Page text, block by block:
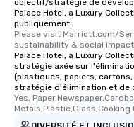
objectif/stratégie de
Palace Hotel, a Luxury
publiquement.
Please visit Marriott.com/
sustainability & social
Palace Hotel, a Luxury
stratégie axée sur
(plastiques, papiers,
stratégie d'élimination et de
Yes,
Metals,Plastic,Glass,Cooking